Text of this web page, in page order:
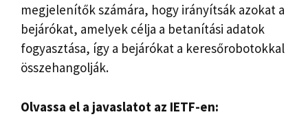
megjelenítők számára, hogy irányítsák azokat a
bejárókat, amelyek célja a betanítási adatok
fogyasztása, így a bejárókat a keresőrobotokkal
összehangolják.
Olvassa el a javaslatot az IETF-en: